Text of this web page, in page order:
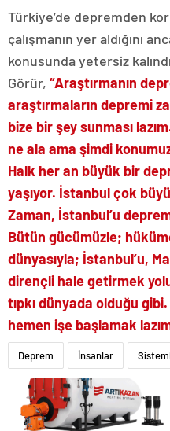
Türkiye’de depremden
çalışmanın yer aldığını
konusunda yetersiz
Görür, “Araştırmanın
araştırmaların depremi
bize bir şey sunması
ne ala ama şimdi
Halk her an büyük bir
yaşıyor. İstanbul çok
Zaman, İstanbul’u
Bütün gücümüzle;
dünyasıyla; İstanbul’u,
dirençli hale getirmek
tıpkı dünyada olduğu
hemen işe başlamak
Deprem İnsanlar